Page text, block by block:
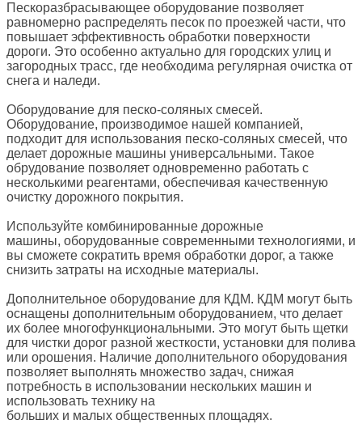
Пескоразбрасывающее оборудование позволяет
равномерно распределять песок по проезжей части, что
повышает эффективность обработки поверхности
дороги. Это особенно актуально для городских улиц и
загородных трасс, где необходима регулярная очистка от
снега и наледи.
Оборудование для песко-соляных смесей.
Оборудование, производимое нашей компанией,
подходит для использования песко-соляных смесей, что
делает дорожные машины универсальными. Такое
обрудование позволяет одновременно работать с
несколькими реагентами, обеспечивая качественную
очистку дорожного покрытия.
Используйте комбинированные дорожные
машины, оборудованные современными технологиями, и
вы сможете сократить время обработки дорог, а также
снизить затраты на исходные материалы.
Дополнительное оборудование для КДМ. КДМ могут быть
оснащены дополнительным оборудованием, что делает
их более многофункциональными. Это могут быть щетки
для чистки дорог разной жесткости, установки для полива
или орошения. Наличие дополнительного оборудования
позволяет выполнять множество задач, снижая
потребность в использовании нескольких машин и
использовать технику на
больших и малых общественных площадях.